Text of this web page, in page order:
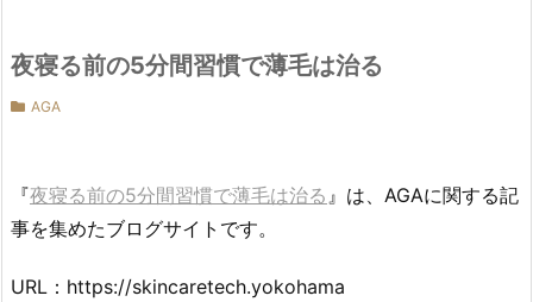
夜寝る前の5分間習慣で薄毛は治る
AGA
『夜寝る前の5分間習慣で薄毛は治る 』は、AGAに関する記
事を集めたブログサイトです。
URL：https://skincaretech.yokohama